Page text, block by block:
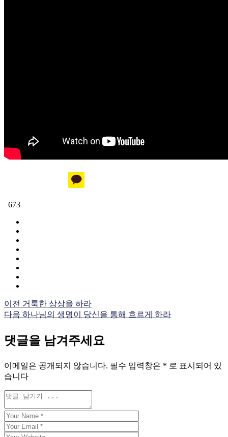
673
이전 거룩한 상상을 하라
다음 하나님의 생명이 당신을 통해 흐르게 하라
댓글을 남겨주세요
이메일은 공개되지 않습니다. 필수 입력창은 * 로 표시되어 있
습니다